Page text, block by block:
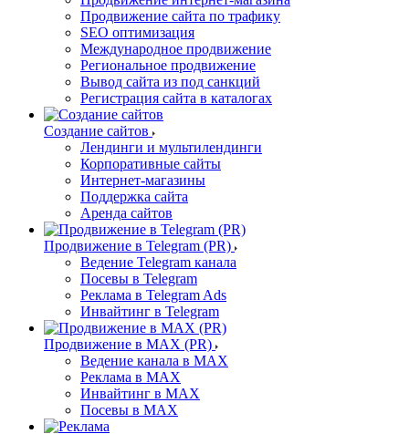
Продвижение сайта по трафику
SEO оптимизация
Международное продвижение
Региональное продвижение
Вывод сайта из под санкций
Регистрация сайта в каталогах
Создание сайтов
Лендинги и мультилендинги
Корпоративные сайты
Интернет-магазины
Поддержка сайта
Аренда сайтов
Продвижение в Telegram (PR)
Ведение Telegram канала
Посевы в Telegram
Реклама в Telegram Ads
Инвайтинг в Telegram
Продвижение в MAX (PR)
Ведение канала в MAX
Реклама в MAX
Инвайтинг в MAX
Посевы в MAX